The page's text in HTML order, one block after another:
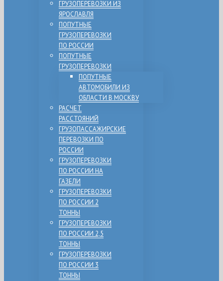
ГРУЗОПЕРЕВОЗКИ ИЗ
ЯРОСЛАВЛЯ
ПОПУТНЫЕ
ГРУЗОПЕРЕВОЗКИ
ПО РОССИИ
ПОПУТНЫЕ
ГРУЗОПЕРЕВОЗКИ
ПОПУТНЫЕ
АВТОМОБИЛИ ИЗ
ОБЛАСТИ В МОСКВУ
РАСЧЕТ
РАССТОЯНИЙ
ГРУЗОПАССАЖИРСКИЕ
ПЕРЕВОЗКИ ПО
РОССИИ
ГРУЗОПЕРЕВОЗКИ
ПО РОССИИ НА
ГАЗЕЛИ
ГРУЗОПЕРЕВОЗКИ
ПО РОССИИ 2
ТОННЫ
ГРУЗОПЕРЕВОЗКИ
ПО РОССИИ 2,5
ТОННЫ
ГРУЗОПЕРЕВОЗКИ
ПО РОССИИ 3
ТОННЫ